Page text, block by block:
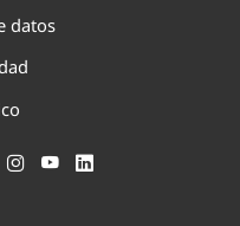
datos